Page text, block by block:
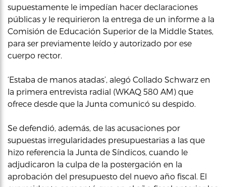
supuestamente le impedían hacer declaraciones
públicas y le requirieron la entrega de un informe a la
Comisión de Educación Superior de la Middle States,
para ser previamente leído y autorizado por ese
cuerpo rector.
‘Estaba de manos atadas’, alegó Collado Schwarz en
la primera entrevista radial (WKAQ 580 AM) que
ofrece desde que la Junta comunicó su despido.
Se defendió, además, de las acusaciones por
supuestas irregularidades presupuestarias a las que
hizo referencia la Junta de Síndicos, cuando le
adjudicaron la culpa de la postergación en la
aprobación del presupuesto del nuevo año fiscal. El